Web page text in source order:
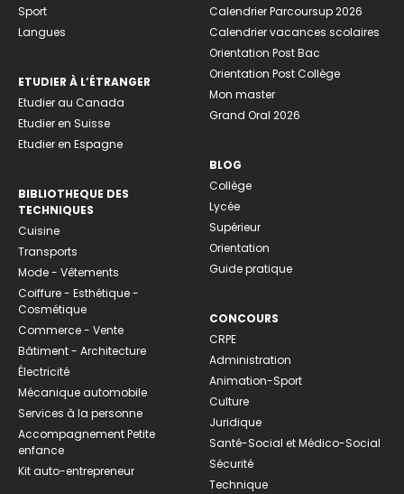
Sport
Langues
ETUDIER À L’ÉTRANGER
Etudier au Canada
Etudier en Suisse
Etudier en Espagne
BIBLIOTHEQUE DES
TECHNIQUES
Cuisine
Transports
Mode - Vêtements
Coiffure - Esthétique -
Cosmétique
Commerce - Vente
Bâtiment - Architecture
Électricité
Mécanique automobile
Services à la personne
Accompagnement Petite
enfance
Kit auto-entrepreneur
Calendrier Parcoursup 2026
Calendrier vacances scolaires
Orientation Post Bac
Orientation Post Collège
Mon master
Grand Oral 2026
BLOG
Collège
Lycée
Supérieur
Orientation
Guide pratique
CONCOURS
CRPE
Administration
Animation-Sport
Culture
Juridique
Santé-Social et Médico-Social
Sécurité
Technique